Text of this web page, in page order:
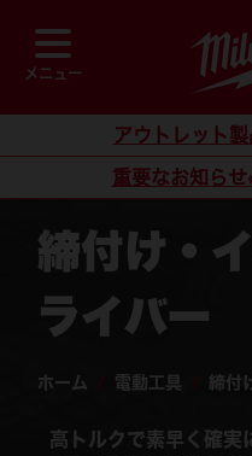
メニュー
コンテンツにスキップ
アウトレット
重要なお知ら
締付け・
ライバー
ホーム / 電動工具 / 締付
高トルクで素早く確実